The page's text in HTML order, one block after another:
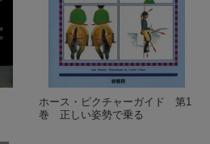
ホース・ピクチャーガイド 第1
巻 正しい姿勢で乗る